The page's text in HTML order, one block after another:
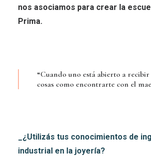
nos asociamos para crear la
Prima.
“Cuando uno está abierto a recibir
cosas como encontrarte con el
_¿Utilizás tus conocimientos de
industrial en la joyería?